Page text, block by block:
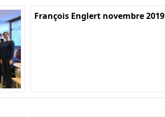
François Englert novembre 2019